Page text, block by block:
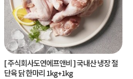
[ 주식회사도연에프앤비 ]국내산 냉장 절
단육 닭 한마리 1kg+1kg